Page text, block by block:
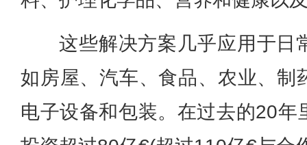
这些解决方案几乎应用于日
如房屋、汽车、食品、农业、制
电子设备和包装。在过去的20年